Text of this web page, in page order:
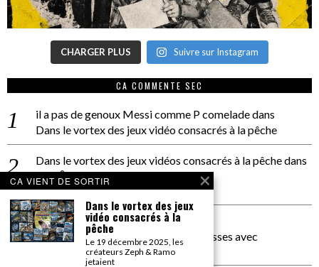
CHARGER PLUS Suivre sur Instagram
CA COMMENTE SEC
il a pas de genoux Messi comme P comeladedans
Dans le vortex des jeux vidéo consacrés à la pêche
Dans le vortex des jeux vidéos consacrés à la pêchedans
PACÔME THIELLEMENT
La séance d’Hip Gnose
La Patrie
dans
On a parlé Dolce Vita et lutte des classes avec
Bernardino Femminielli
CA VIENT DE SORTIR
Dans le vortex des jeux
vidéo consacrés à la
pêche
Le 19 décembre 2025, les
créateurs Zeph & Ramo
jetaient